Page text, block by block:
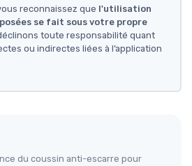
reconnaissez que l'utilisation
se fait sous votre propre
toute responsabilité quant
ou indirectes liées à l’application
du coussin anti-escarre pour